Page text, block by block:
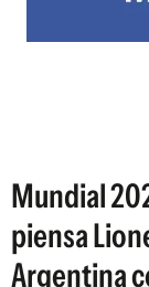
Mundial
piensa
Argentina